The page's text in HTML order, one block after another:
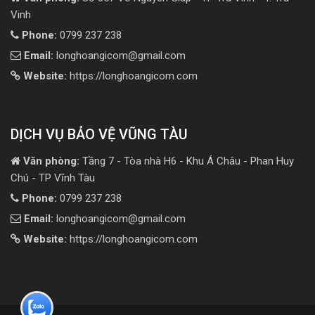
Vinh
Phone: 0799 237 238
Email: longhoangicom@gmail.com
Website: https://longhoangicom.com
DỊCH VỤ BẢO VỆ VŨNG TÀU
Văn phòng: Tầng 7 - Tòa nhà H6 - Khu Á Châu - Phan Huy
Chú - TP Vĩnh Tàu
Phone: 0799 237 238
Email: longhoangicom@gmail.com
Website: https://longhoangicom.com